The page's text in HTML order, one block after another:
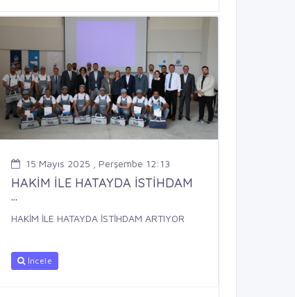
15 Mayıs 2025 , Perşembe 12:13
HAKİM İLE HATAYDA İSTİHDAM
...
HAKİM İLE HATAYDA İSTİHDAM ARTIYOR
İncele